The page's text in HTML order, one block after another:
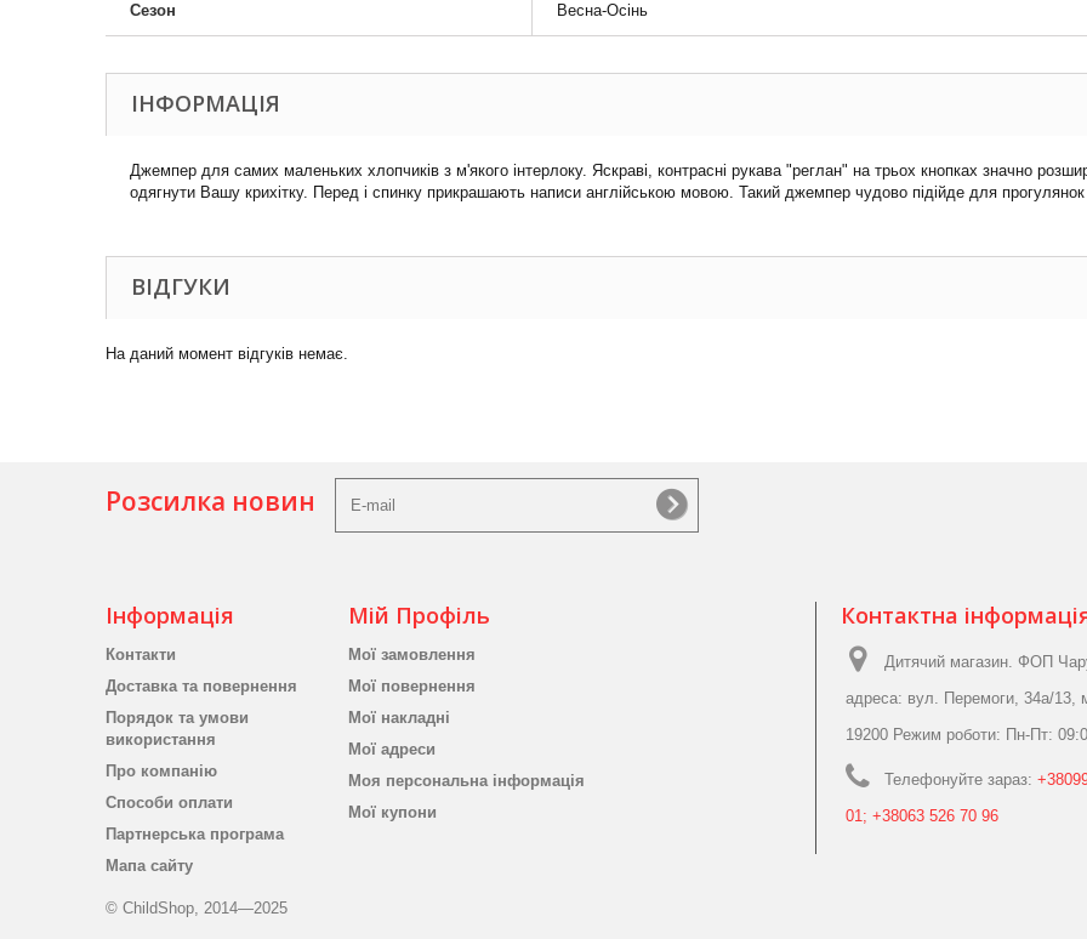
Сезон Весна-Осінь
ІНФОРМАЦІЯ
Джемпер для самих маленьких хлопчиків з м'якого інтерлоку. Яскраві, контрасні рукава "реглан" на трьох кнопках значно
одягнути Вашу крихітку. Перед і спинку прикрашають написи англійською мовою. Такий джемпер чудово підійде для прогулянок
ВІДГУКИ
На даний момент відгуків немає.
Розсилка новин
Інформація
Контакти
Доставка та повернення
Порядок та умови
використання
Про компанію
Способи оплати
Партнерська програма
Мапа сайту
© ChildShop, 2014—2025
Мій Профіль
Мої замовлення
Мої повернення
Мої накладні
Мої адреси
Моя персональна інформація
Мої купони
Контактна
Дитячий магазин. ФОП
адреса: вул. Перемоги, 34а/13,
19200 Режим роботи: Пн-Пт:
Телефонуйте зараз:
01; +38063 526 70 96